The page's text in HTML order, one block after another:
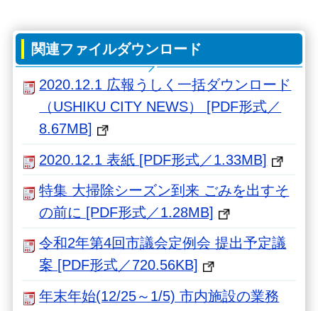
関連ファイルダウンロード
2020.12.1 広報うしく一括ダウンロード
（USHIKU CITY NEWS） [PDF形式／
8.67MB]
2020.12.1 表紙 [PDF形式／1.33MB]
特集 大掃除シーズン到来 ごみを出すそ
の前に [PDF形式／1.28MB]
令和2年第4回市議会定例会 提出予定議
案 [PDF形式／720.56KB]
年末年始(12/25～1/5) 市内施設の業務